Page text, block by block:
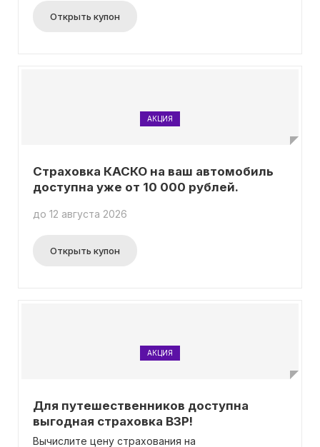
Открыть купон
АКЦИЯ
Страховка КАСКО на ваш автомобиль
доступна уже от 10 000 рублей.
до 12 августа 2026
Открыть купон
АКЦИЯ
Для путешественников доступна
выгодная страховка ВЗР!
Вычислите цену страхования на